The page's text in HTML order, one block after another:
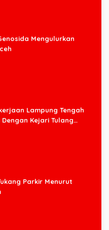
Mengulurkan
Lampung Tengah
Kejari Tulang
Parkir Menurut